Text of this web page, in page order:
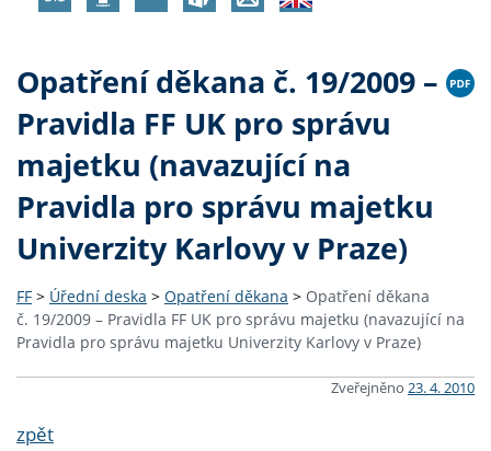
Opatření děkana č. 19/2009 –
Pravidla FF UK pro správu
majetku (navazující na
Pravidla pro správu majetku
Univerzity Karlovy v Praze)
FF > Úřední deska > Opatření děkana > Opatření děkana
č. 19/2009 – Pravidla FF UK pro správu majetku (navazující na
Pravidla pro správu majetku Univerzity Karlovy v Praze)
Zveřejněno 23. 4. 2010
zpět